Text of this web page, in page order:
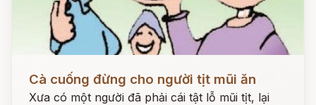
Cà cuống đừng cho người tịt mũi ăn
Xưa có một người đã phải cái tật lỗ mũi tịt, lại